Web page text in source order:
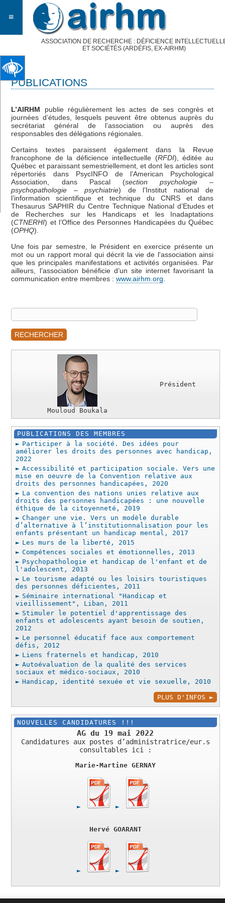
≡
ASSOCIATION DE RECHERCHE : DÉFICIENCE
ET SOCIÉTÉS (ARDÉFIS, EX-AIRHM)
PUBLICATIONS
L’AIRHM publie régulièrement les actes de ses congrès et
journées d’études, lesquels peuvent être obtenus auprès du
secrétariat général de l’association ou auprès des
responsables des délégations régionales.
Certains textes paraissent également dans la Revue
francophone de la déficience intellectuelle (RFDI), éditée au
Québec et paraissant semestriellement, et dont les articles sont
répertoriés dans PsycINFO de l’American Psychological
Association, dans Pascal (section psychologie –
psychopathologie – psychiatrie) de l’Institut national de
l’information scientifique et technique du CNRS et dans
Thesaurus SAPHIR du Centre Technique National d’Etudes et
de Recherches sur les Handicaps et les Inadaptations
(CTNERHI) et l’Office des Personnes Handicapées du Québec
(OPHQ).
Une fois par semestre, le Président en exercice présente un
mot ou un rapport moral qui décrit la vie de l'association ainsi
que les principales manifestations et activités organisées. Par
ailleurs, l’association bénéficie d’un site internet favorisant la
communication entre membres :www.airhm.org
Mouloud Boukala
Président
PUBLICATIONS DES MEMBRES
Participer à la société. Des idées pour
améliorer les droits des personnes avec handicap,
2022
Accessibilité et participation sociale. Vers une
mise en oeuvre de la Convention relative aux
droits des personnes handicapées, 2020
La convention des nations unies relative aux
droits des personnes handicapées : une nouvelle
éthique de la citoyenneté, 2019
Changer une vie. Vers un modèle durable
d’alternative à l’institutionnalisation pour les
enfants présentant un handicap mental, 2017
Les murs de la liberté, 2015
Compétences sociales et émotionnelles, 2013
Psychopathologie et handicap de l'enfant et de
l'adolescent, 2013
Le tourisme adapté ou les loisirs touristiques
des personnes déficientes, 2011
Séminaire international "Handicap et
vieillissement", Liban, 2011
Stimuler le potentiel d'apprentissage des
enfants et adolescents ayant besoin de soutien,
2012
Le personnel éducatif face aux comportement
défis, 2012
Liens fraternels et handicap, 2010
Autoévaluation de la qualité des services
sociaux et médico-sociaux, 2010
Handicap, identité sexuée et vie sexuelle, 2010
PLUS D'INFOS
NOUVELLES CANDIDATURES !!!
AG du 19 mai 2022
Candidatures aux postes d’administratrice/eur.s
consultables ici :
Marie-Martine GERNAY
Hervé GOARANT